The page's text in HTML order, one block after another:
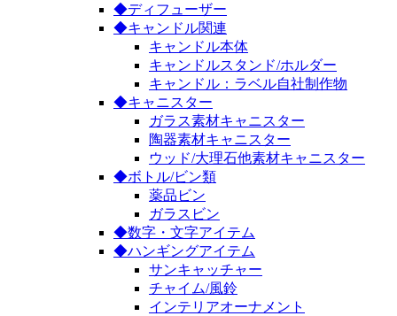
◆ディフューザー
◆キャンドル関連
キャンドル本体
キャンドルスタンド/ホルダー
キャンドル：ラベル自社制作物
◆キャニスター
ガラス素材キャニスター
陶器素材キャニスター
ウッド/大理石他素材キャニスター
◆ボトル/ビン類
薬品ビン
ガラスビン
◆数字・文字アイテム
◆ハンギングアイテム
サンキャッチャー
チャイム/風鈴
インテリアオーナメント